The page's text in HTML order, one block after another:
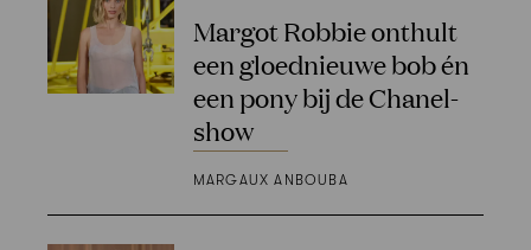
Margot Robbie onthult
een gloednieuwe bob én
een pony bij de Chanel-
show
MARGAUX ANBOUBA